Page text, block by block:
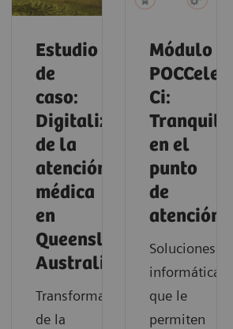
Estudio
de
caso:
Digitalización
de la
atención
médica
en
Queensland,
Australia
Transformación
de la
Módulo
Ci:
en el
punto
de
atención
Soluciones
informáticas
que le
permiten